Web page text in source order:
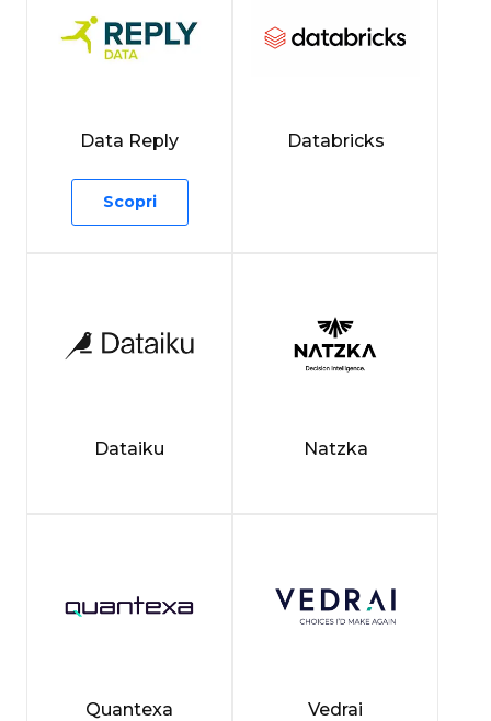
Data Reply
Scopri
Databricks
Dataiku Natzka
Quantexa Vedrai